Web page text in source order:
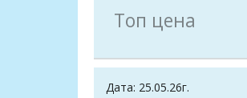
Топ цена
Дата: 25.05.26г.